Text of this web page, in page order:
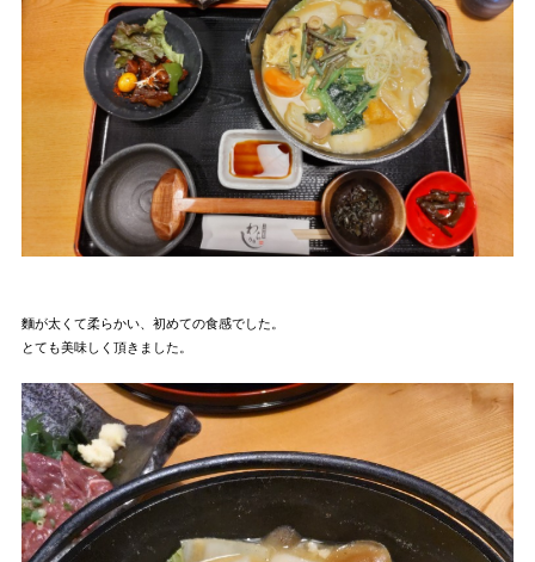
麵が太くて柔らかい、初めての食感でした。
とても美味しく頂きました。